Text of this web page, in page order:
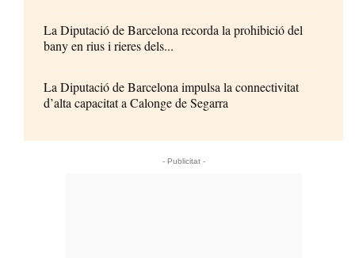
La Diputació de Barcelona recorda la prohibició del
bany en rius i rieres dels...
La Diputació de Barcelona impulsa la connectivitat
d’alta capacitat a Calonge de Segarra
- Publicitat -